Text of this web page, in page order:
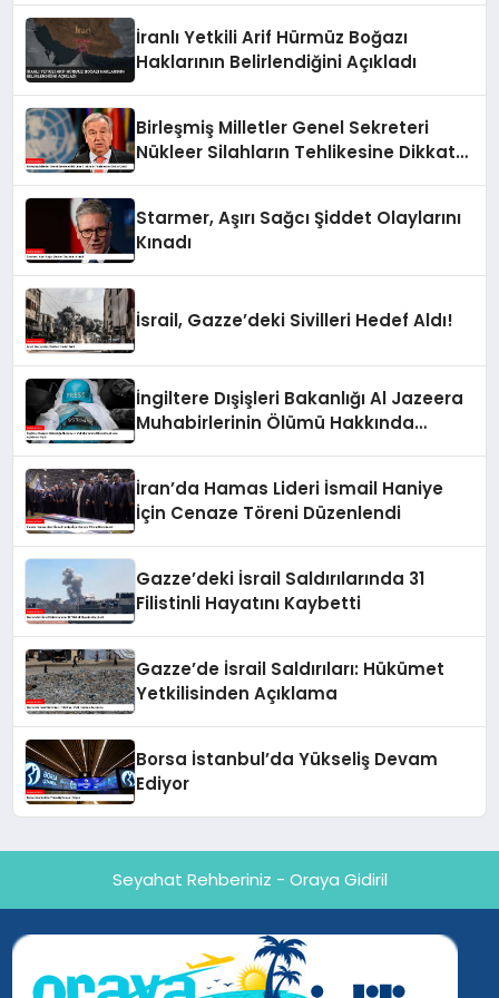
İranlı Yetkili Arif Hürmüz Boğazı
Haklarının Belirlendiğini Açıkladı
Birleşmiş Milletler Genel Sekreteri
Nükleer Silahların Tehlikesine Dikkat
Starmer, Aşırı Sağcı Şiddet Olaylarını
Kınadı
İsrail, Gazze’deki Sivilleri Hedef Aldı!
İngiltere Dışişleri Bakanlığı Al Jazeera
Muhabirlerinin Ölümü Hakkında
İran’da Hamas Lideri İsmail Haniye
İçin Cenaze Töreni Düzenlendi
Gazze’deki İsrail Saldırılarında 31
Filistinli Hayatını Kaybetti
Gazze’de İsrail Saldırıları: Hükümet
Yetkilisinden Açıklama
Borsa İstanbul’da Yükseliş Devam
Ediyor
Seyahat Rehberiniz - Oraya Gidiril